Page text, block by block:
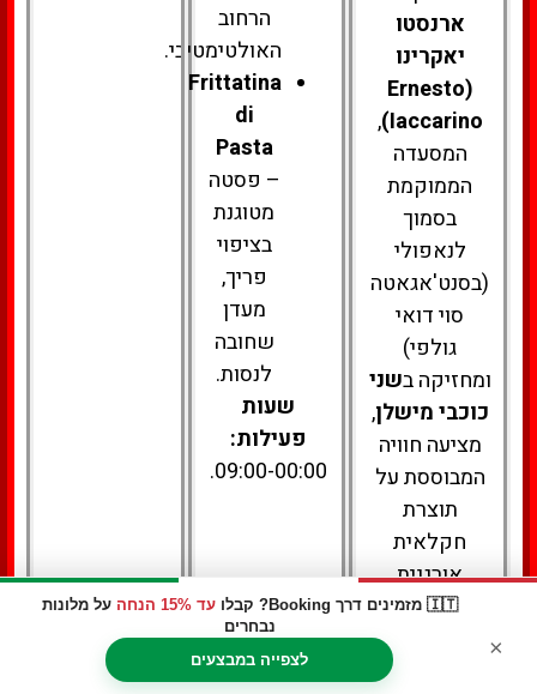
🇮🇹 מזמינים דרך Booking? קבלו עד 15% הנחה
על מלונות
נבחרים
לצפייה במבצעים
×
ארנסטו
יאקרינו
(Ernesto
Iaccarino)
,
המסעדה
הממוקמת
בסמוך
לנאפולי
(בסנט'אגאטה
סוי דואי
גולפי)
ומחזיקה בשני
כוכבי מישלן,
מציעה חוויה
המבוססת על
תוצרת
חקלאית
אורגנית
מהחווה
הפרטית של
המשפחה.
הרחוב
האולטימטיבי.
Frittatina
di
Pasta
– פסטה
מטוגנת
בציפוי
פריך,
מעדן
שחובה
לנסות.
שעות
פעילות:
09:00-00:00.